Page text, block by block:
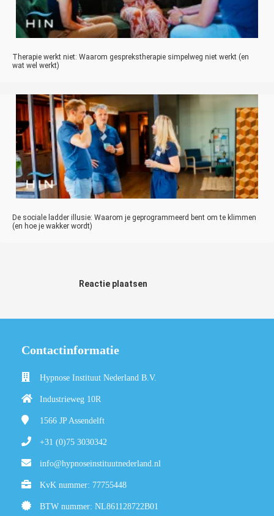
Therapie werkt niet: Waarom gesprekstherapie simpelweg niet werkt (en
wat wel werkt)
De sociale ladder illusie: Waarom je geprogrammeerd bent om te klimmen
(en hoe je wakker wordt)
Reactie plaatsen
Contactinformatie
Hypnose Instituut Nederland B.V.
Industrieweg 10R
1566 JPAssendelft
+31 (0)75 3030342
info@hypnoseinstituutnederland.nl
KvK nummer: 77755448
BTW nummer: NL861128722B01